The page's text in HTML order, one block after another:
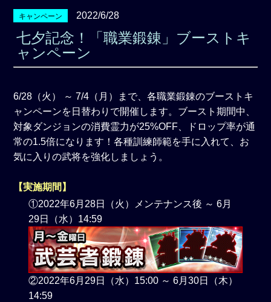
キャンペーン 2022/6/28
七夕記念！「職業鍛錬」ブーストキ
ャンペーン
6/28（火） ～ 7/4（月）まで、各職業鍛錬のブーストキ
ャンペーンを日替わりで開催します。ブースト期間中、
対象ダンジョンの消費霊力が25%OFF、ドロップ率が通
常の1.5倍になります！各種訓練師範を手に入れて、お
気に入りの武将を強化しましょう。
【実施期間】
①2022年6月28日（火）メンテナンス後 ～ 6月
29日（水）14:59
②2022年6月29日（水）15:00 ～ 6月30日（木）
14:59